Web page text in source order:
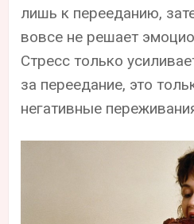
лишь к перееданию,
вовсе не решает
Стресс только
за переедание, это
негативные